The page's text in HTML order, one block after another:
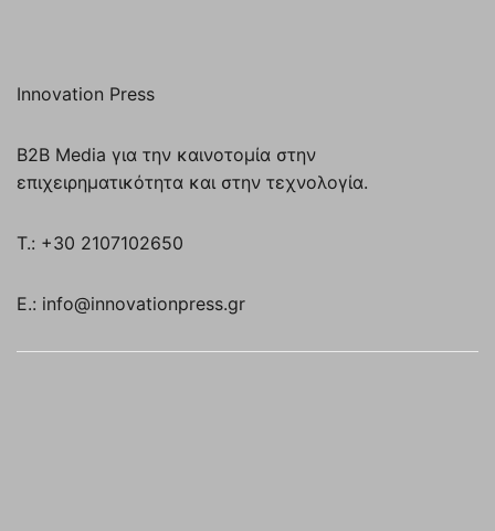
Innovation Press
B2B Media για την καινοτομία στην
επιχειρηματικότητα και στην τεχνολογία.
T.: +30 2107102650
E.: info@innovationpress.gr